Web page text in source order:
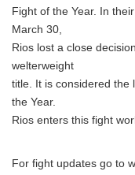
Fight of the Year. In
March 30,
Rios lost a close
welterweight
title. It is considered the
the Year.
Rios enters this fight
For fight updates go to